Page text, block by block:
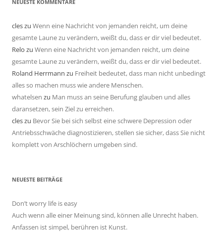
NEUESTE KOMMENTARE
cleszu Wenn eine Nachricht von jemanden reicht, um deine
gesamte Laune zu verändern, weißt du, dass er dir viel bedeutet.
Relo zu Wenn eine Nachricht von jemanden reicht, um deine
gesamte Laune zu verändern, weißt du, dass er dir viel bedeutet.
Roland Herrmann zu Freiheit bedeutet, dass man nicht unbedingt
alles so machen muss wie andere Menschen.
whatelsen zu Man muss an seine Berufung glauben und alles
daransetzen, sein Ziel zu erreichen.
cleszu Bevor Sie bei sich selbst eine schwere Depression oder
Antriebsschwäche diagnostizieren, stellen sie sicher, dass Sie nicht
komplett von Arschlöchern umgeben sind.
NEUESTE BEITRÄGE
Don’t worry life is easy
Auch wenn alle einer Meinung sind, können alle Unrecht haben.
Anfassen ist simpel, berühren ist Kunst.